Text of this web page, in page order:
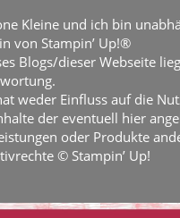
Kleine und ich bin
von Stampin’ Up!®
Blogs/dieser Webseite
weder Einfluss auf die
der eventuell hier
oder Produkte
© Stampin’ Up!